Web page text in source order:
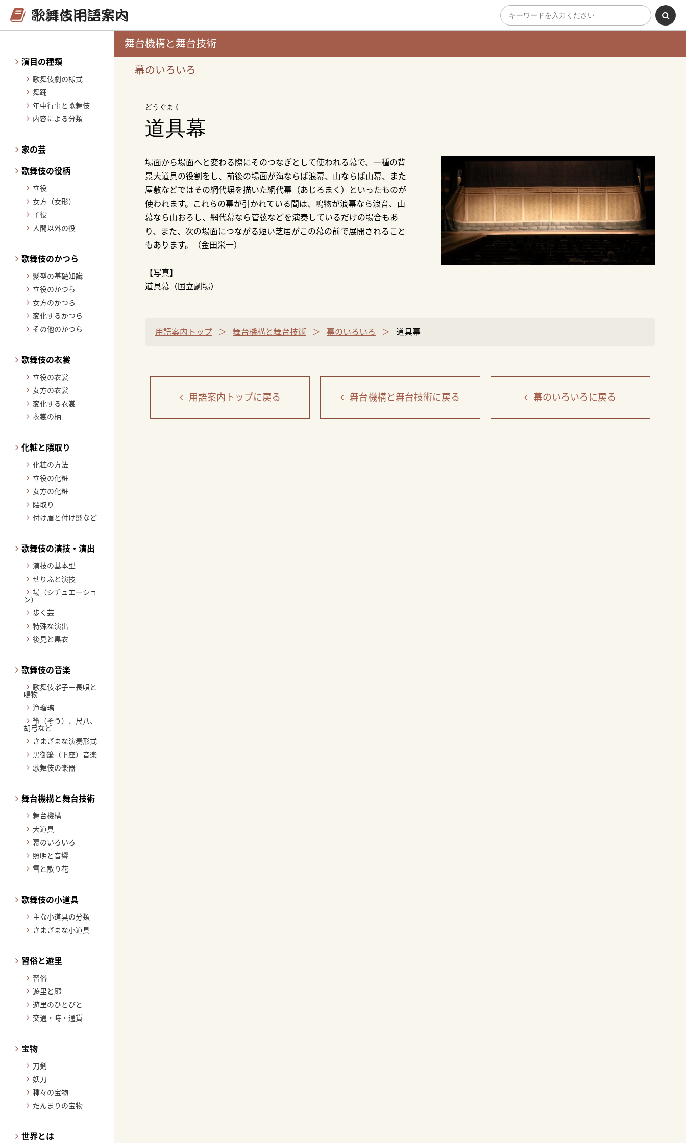
演目の種類
歌舞伎劇の様式
舞踊
年中行事と歌舞伎
内容による分類
家の芸
歌舞伎の役柄
立役
女方（女形）
子役
人間以外の役
歌舞伎のかつら
髪型の基礎知識
立役のかつら
女方のかつら
変化するかつら
その他のかつら
歌舞伎の衣裳
立役の衣裳
女方の衣裳
変化する衣裳
衣裳の柄
化粧と隈取り
化粧の方法
立役の化粧
女方の化粧
隈取り
付け眉と付け髭など
歌舞伎の演技・演出
演技の基本型
せりふと演技
場（シチュエーショ
ン）
歩く芸
特殊な演出
後見と黒衣
歌舞伎の音楽
歌舞伎囃子－長唄と
鳴物
浄瑠璃
箏（そう）、尺八、
胡弓など
さまざまな演奏形式
黒御簾（下座）音楽
歌舞伎の楽器
舞台機構と舞台技術
舞台機構
大道具
幕のいろいろ
照明と音響
雪と散り花
歌舞伎の小道具
主な小道具の分類
さまざまな小道具
習俗と遊里
習俗
遊里と廓
遊里のひとびと
交通・時・通貨
宝物
刀剣
妖刀
種々の宝物
だんまりの宝物
世界とは
舞台機構と舞台技術
幕のいろいろ
どうぐまく
道具幕
場面から場面へと変わる際にそのつなぎとして使われる幕で、一種の背
景大道具の役割をし、前後の場面が海ならば浪幕、山ならば山幕、また
屋敷などではその網代塀を描いた網代幕（あじろまく）といったものが
使われます。これらの幕が引かれている間は、鳴物が浪幕なら浪音、山
幕なら山おろし、網代幕なら管弦などを演奏しているだけの場合もあ
り、また、次の場面につながる短い芝居がこの幕の前で展開されること
もあります。（金田栄一）
【写真】
道具幕（国立劇場）
用語案内トップ 舞台機構と舞台技術 幕のいろいろ 道具幕
用語案内トップに戻る 舞台機構と舞台技術に戻る 幕のいろいろ に戻る